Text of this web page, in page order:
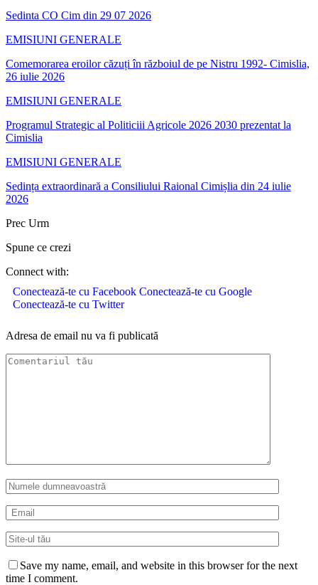
Sedinta CO Cim din 29 07 2026
EMISIUNI GENERALE
Comemorarea eroilor căzuți în războiul de pe Nistru 1992- Cimislia,
26 iulie 2026
EMISIUNI GENERALE
Programul Strategic al Politiciii Agricole 2026 2030 prezentat la
Cimislia
EMISIUNI GENERALE
Sedința extraordinară a Consiliului Raional Cimișlia din 24 iulie
2026
Prec Urm
Spune ce crezi
Connect with:
Conectează-te cu Facebook Conectează-te cu Google
Conectează-te cu Twitter
Adresa de email nu va fi publicată
Save my name, email, and website in this browser for the next
time I comment.